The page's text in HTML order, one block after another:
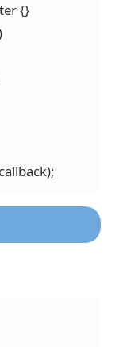
{}
myEmitter.removeListener('event', callback);